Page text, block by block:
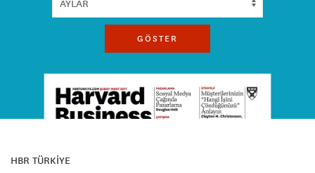
GÖSTER
HBR TÜRKİYE